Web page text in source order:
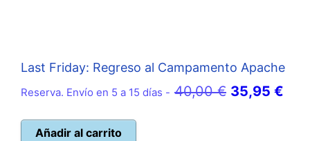
Last Friday: Regreso al Campamento Apache
Reserva. Envío en 5 a 15 días - 40,00€ El
35,95 €
Añadir al carrito